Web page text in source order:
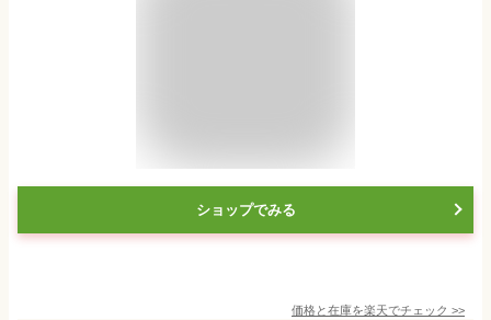
ショップでみる
価格と在庫を楽天でチェック >>